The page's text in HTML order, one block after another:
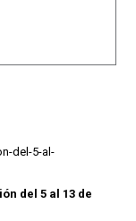
del 5 al 13 de